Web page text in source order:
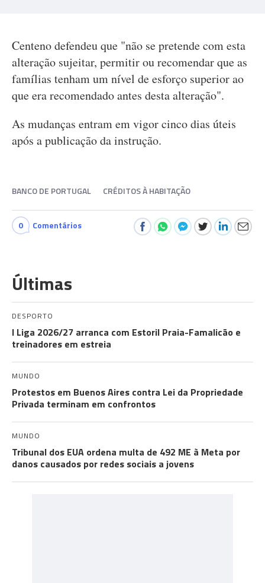
Centeno defendeu que "não se pretende com esta
alteração sujeitar, permitir ou recomendar que as
famílias tenham um nível de esforço superior ao
que era recomendado antes desta alteração".
As mudanças entram em vigor cinco dias úteis
após a publicação da instrução.
BANCO DE PORTUGAL CRÉDITOS À HABITAÇÃO
0 Comentários
Últimas
DESPORTO
I Liga 2026/27 arranca com Estoril Praia-Famalicão e
treinadores em estreia
MUNDO
Protestos em Buenos Aires contra Lei da Propriedade
Privada terminam em confrontos
MUNDO
Tribunal dos EUA ordena multa de 492 ME à Meta por
danos causados por redes sociais a jovens